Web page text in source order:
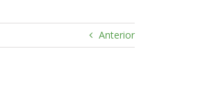
Anterior